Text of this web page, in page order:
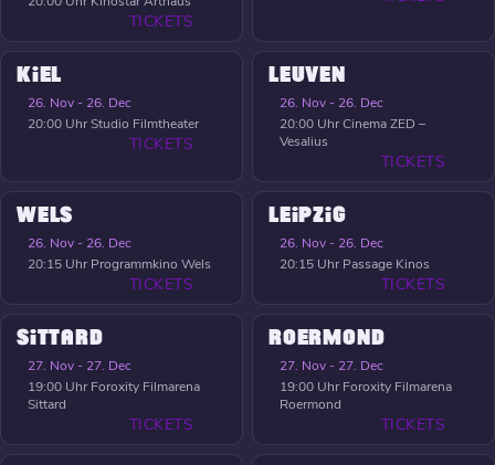
TICKETS
KIEL
26. Nov - 26. Dec
20:00 UhrStudio Filmtheater
TICKETS
LEUVEN
26. Nov - 26. Dec
20:00 UhrCinema ZED –
Vesalius
TICKETS
WELS
26. Nov - 26. Dec
20:15 Uhr Programmkino Wels
TICKETS
LEIPZIG
26. Nov - 26. Dec
20:15 Uhr Passage Kinos
TICKETS
SITTARD
27. Nov - 27. Dec
19:00 Uhr Foroxity Filmarena
Sittard
TICKETS
ROERMOND
27. Nov - 27. Dec
19:00 Uhr Foroxity Filmarena
Roermond
TICKETS